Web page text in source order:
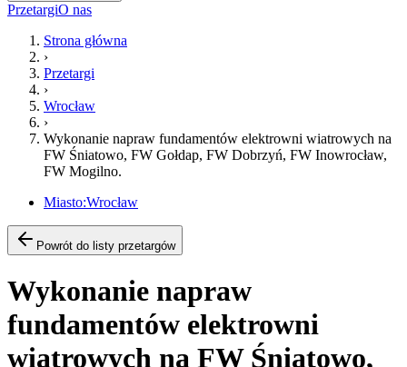
PrzetargiO nas
Strona główna
›
Przetargi
›
Wrocław
›
Wykonanie napraw fundamentów elektrowni wiatrowych na
FW Śniatowo, FW Gołdap, FW Dobrzyń, FW Inowrocław,
FW Mogilno.
Miasto:Wrocław
Powrót do listy przetargów
Wykonanie napraw
fundamentów elektrowni
wiatrowych na FW Śniatowo,